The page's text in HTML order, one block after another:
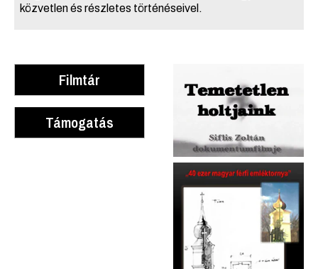
Filmtár
Támogatás
közvetlen és részletes történéseivel.